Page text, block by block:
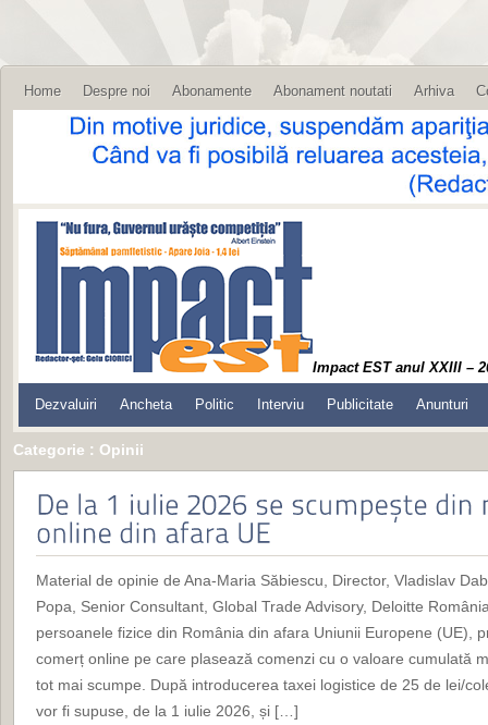
Home Despre noi Abonamente Abonament noutati Arhiva
Impact EST anul XXIII –
Dezvaluiri Ancheta Politic Interviu Publicitate Anunturi
Categorie : Opinii
Material de opinie de Ana-Maria Săbiescu, Director, Vladislav
Popa, Senior Consultant, Global Trade Advisory, Deloitte
persoanele fizice din România din afara Uniunii Europene (UE),
comerț online pe care plasează comenzi cu o valoare cumulată
tot mai scumpe. După introducerea taxei logistice de 25 de lei/
vor fi supuse, de la 1 iulie 2026, și […]